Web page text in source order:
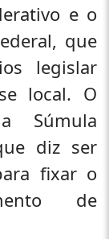
e o
que
legislar
local. O
Súmula
diz ser
fixar o
de